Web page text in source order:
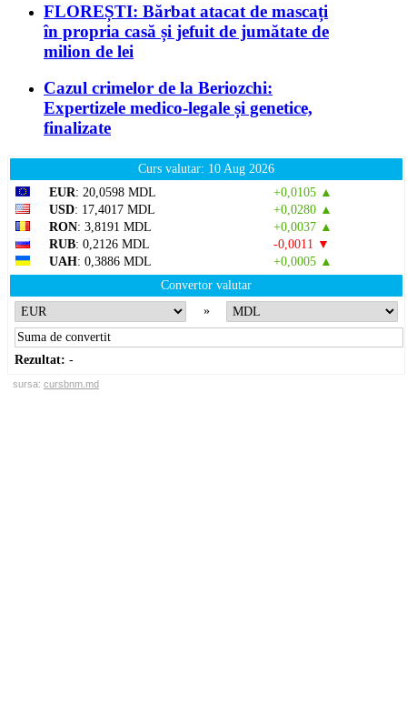
FLOREȘTI: Bărbat atacat de mascați
în propria casă și jefuit de jumătate de
milion de lei
Cazul crimelor de la Beriozchi:
Expertizele medico-legale și genetice,
finalizate
Curs valutar: 10 Aug 2026
EUR: 20,0598 MDL
+0,0105 ▲
USD: 17,4017 MDL
+0,0280 ▲
RON: 3,8191 MDL
+0,0037 ▲
RUB: 0,2126 MDL
-0,0011 ▼
UAH: 0,3886 MDL
+0,0005 ▲
Convertor valutar
»
Rezultat: -
sursa: cursbnm.md